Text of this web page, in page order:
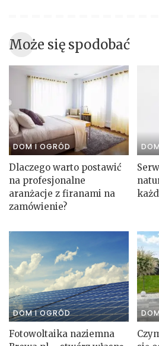
Może się spodobać
DOM I OGRÓD
Dlaczego warto postawić
na profesjonalne
aranżacje z firanami na
zamówienie?
DOM I OGRÓD
Fotowoltaika naziemna